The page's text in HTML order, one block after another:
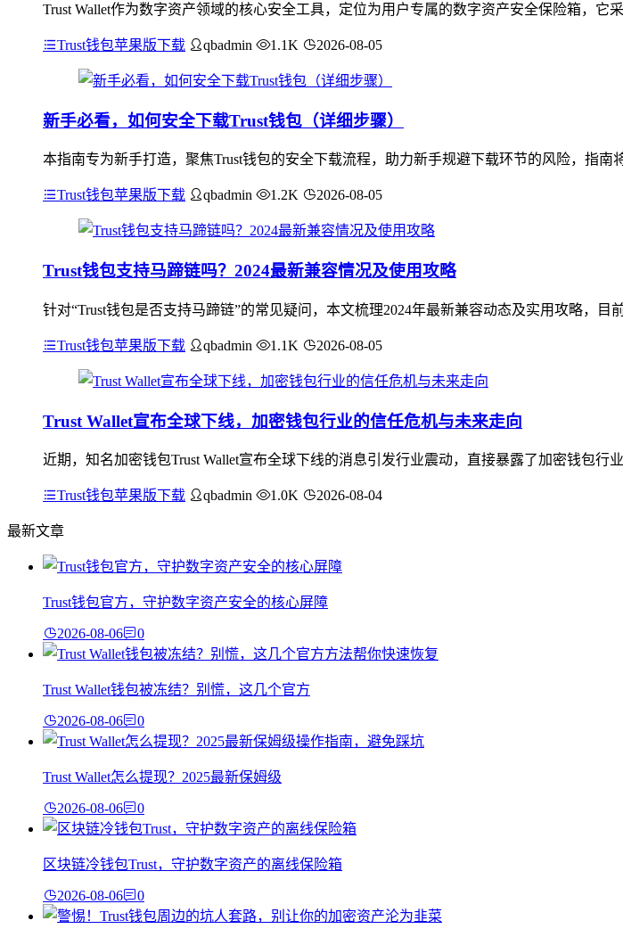
Trust Wallet作为数字资产领域的核心安全工具，定位为用户专属的数字资产安全保险箱，
Trust钱包苹果版下载 qbadmin 1.1K 2026-08-05
新手必看，如何安全下载Trust钱包（详细步骤）
本指南专为新手打造，聚焦Trust钱包的安全下载流程，助力新手规避下载环节的风险，指
Trust钱包苹果版下载 qbadmin 1.2K 2026-08-05
Trust钱包支持马蹄链吗？2024最新兼容情况及使用攻略
针对“Trust钱包是否支持马蹄链”的常见疑问，本文梳理2024年最新兼容动态及实用攻略，
Trust钱包苹果版下载 qbadmin 1.1K 2026-08-05
Trust Wallet宣布全球下线，加密钱包行业的信任危机与未来走向
近期，知名加密钱包Trust Wallet宣布全球下线的消息引发行业震动，直接暴露了加密钱包
Trust钱包苹果版下载 qbadmin 1.0K 2026-08-04
最新文章
Trust钱包官方，守护数字资产安全的核心屏障
2026-08-06 0
Trust Wallet钱包被冻结？别慌，这几个官方
2026-08-06 0
Trust Wallet怎么提现？2025最新保姆级
2026-08-06 0
区块链冷钱包Trust，守护数字资产的离线保险箱
2026-08-06 0